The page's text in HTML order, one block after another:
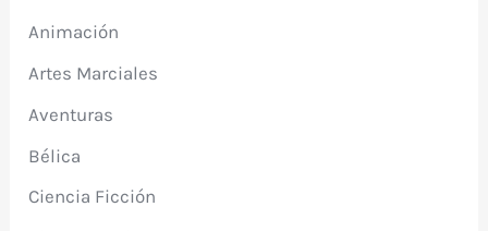
Animación
Artes Marciales
Aventuras
Bélica
Ciencia Ficción